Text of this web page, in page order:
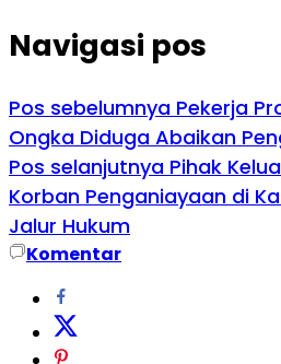
Navigasi pos
Pos sebelumnya Pekerja
Ongka Diduga Abaikan
Pos selanjutnya Pihak
Korban Penganiayaan di
Jalur Hukum
Komentar